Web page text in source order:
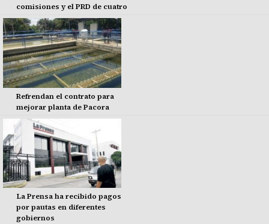
comisiones y el PRD de cuatro
Refrendan el contrato para
mejorar planta de Pacora
La Prensa ha recibido pagos
por pautas en diferentes
gobiernos